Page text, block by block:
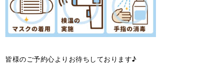
皆様のご予約心よりお待ちしております♪